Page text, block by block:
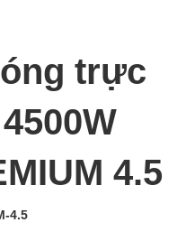
trực
4.5
4.5